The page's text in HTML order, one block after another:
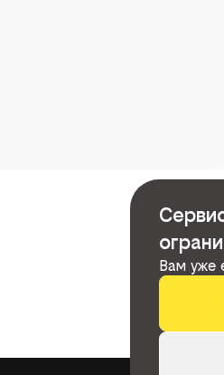
Вам уже